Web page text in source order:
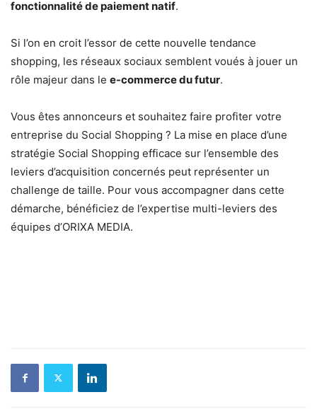
fonctionnalité de paiement natif.
Si l’on en croit l’essor de cette nouvelle tendance
shopping, les réseaux sociaux semblent voués à jouer un
rôle majeur dans le e-commerce du futur.
Vous êtes annonceurs et souhaitez faire profiter votre
entreprise du Social Shopping ? La mise en place d’une
stratégie Social Shopping efficace sur l’ensemble des
leviers d’acquisition concernés peut représenter un
challenge de taille. Pour vous accompagner dans cette
démarche, bénéficiez de l’expertise multi-leviers des
équipes d’ORIXA MEDIA.